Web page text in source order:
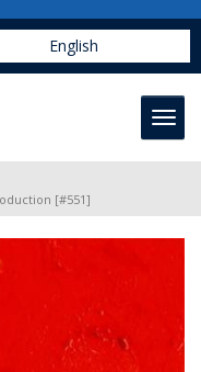
English
[#551]